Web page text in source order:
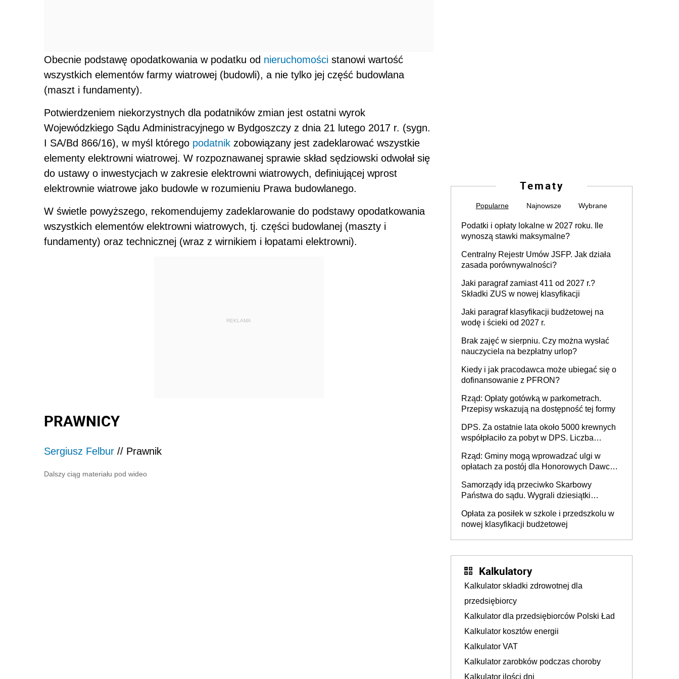
Obecnie podstawę opodatkowania w podatku od nieruchomości stanowi wartość
wszystkich elementów farmy wiatrowej (budowli), a nie tylko jej część budowlana
(maszt i fundamenty).
Potwierdzeniem niekorzystnych dla podatników zmian jest ostatni wyrok
Wojewódzkiego Sądu Administracyjnego w Bydgoszczy z dnia 21 lutego 2017 r. (sygn.
I SA/Bd 866/16), w myśl którego podatnik zobowiązany jest zadeklarować wszystkie
elementy elektrowni wiatrowej. W rozpoznawanej sprawie skład sędziowski odwołał się
do ustawy o inwestycjach w zakresie elektrowni wiatrowych, definiującej wprost
elektrownie wiatrowe jako budowle w rozumieniu Prawa budowlanego.
W świetle powyższego, rekomendujemy zadeklarowanie do podstawy opodatkowania
wszystkich elementów elektrowni wiatrowych, tj. części budowlanej (maszty i
fundamenty) oraz technicznej (wraz z wirnikiem i łopatami elektrowni).
REKLAMA
PRAWNICY
Sergiusz Felbur // Prawnik
Dalszy ciąg materiału pod wideo
Tematy
Popularne Najnowsze Wybrane
Podatki i opłaty lokalne w 2027 roku. Ile
wynoszą stawki maksymalne?
Centralny Rejestr Umów JSFP. Jak działa
zasada porównywalności?
Jaki paragraf zamiast 411 od 2027 r.?
Składki ZUS w nowej klasyfikacji
Jaki paragraf klasyfikacji budżetowej na
wodę i ścieki od 2027 r.
Brak zajęć w sierpniu. Czy można wysłać
nauczyciela na bezpłatny urlop?
Kiedy i jak pracodawca może ubiegać się o
dofinansowanie z PFRON?
Rząd: Opłaty gotówką w parkometrach.
Przepisy wskazują na dostępność tej formy
DPS. Za ostatnie lata około 5000 krewnych
współpłaciło za pobyt w DPS. Liczba
Rząd: Gminy mogą wprowadzać ulgi w
opłatach za postój dla Honorowych Dawców
Samorządy idą przeciwko Skarbowy
Państwa do sądu. Wygrali dziesiątki
Opłata za posiłek w szkole i przedszkolu w
nowej klasyfikacji budżetowej
Kalkulatory
Kalkulator składki zdrowotnej dla
przedsiębiorcy
Kalkulator dla przedsiębiorców Polski Ład
Kalkulator kosztów energii
Kalkulator VAT
Kalkulator zarobków podczas choroby
Kalkulator ilości dni